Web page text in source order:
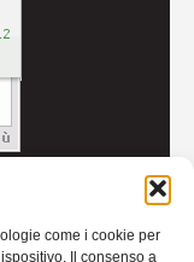
come i cookie per
Il consenso a